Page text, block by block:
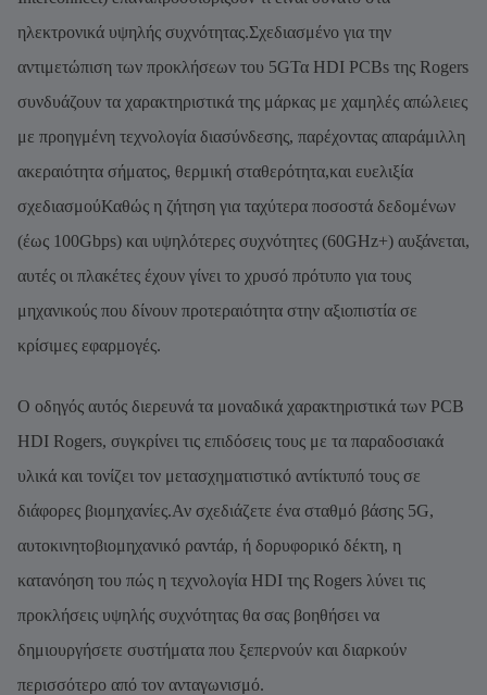
ηλεκτρονικά υψηλής συχνότητας.Σχεδιασμένο για την
αντιμετώπιση των προκλήσεων του 5GΤα HDI PCBs της Rogers
συνδυάζουν τα χαρακτηριστικά της μάρκας με χαμηλές απώλειες
με προηγμένη τεχνολογία διασύνδεσης, παρέχοντας απαράμιλλη
ακεραιότητα σήματος, θερμική σταθερότητα,και ευελιξία
σχεδιασμούΚαθώς η ζήτηση για ταχύτερα ποσοστά δεδομένων
(έως 100Gbps) και υψηλότερες συχνότητες (60GHz+) αυξάνεται,
αυτές οι πλακέτες έχουν γίνει το χρυσό πρότυπο για τους
μηχανικούς που δίνουν προτεραιότητα στην αξιοπιστία σε
κρίσιμες εφαρμογές.
Ο οδηγός αυτός διερευνά τα μοναδικά χαρακτηριστικά των PCB
HDI Rogers, συγκρίνει τις επιδόσεις τους με τα παραδοσιακά
υλικά και τονίζει τον μετασχηματιστικό αντίκτυπό τους σε
διάφορες βιομηχανίες.Αν σχεδιάζετε ένα σταθμό βάσης 5G,
αυτοκινητοβιομηχανικό ραντάρ, ή δορυφορικό δέκτη, η
κατανόηση του πώς η τεχνολογία HDI της Rogers λύνει τις
προκλήσεις υψηλής συχνότητας θα σας βοηθήσει να
δημιουργήσετε συστήματα που ξεπερνούν και διαρκούν
περισσότερο από τον ανταγωνισμό.